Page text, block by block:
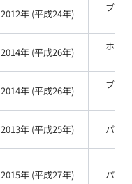
2012年 (平成24年)
ブラ
2014年 (平成26年)
ホワ
2014年 (平成26年)
ブラ
2013年 (平成25年) パール
2015年 (平成27年) パール